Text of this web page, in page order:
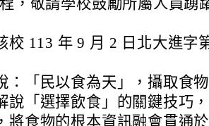
校 113 年 9 月 2 日北大進字
：「民以食為天」，攝取食
說「選擇飲食」的關鍵技巧
將食物的根本資訊融會貫通